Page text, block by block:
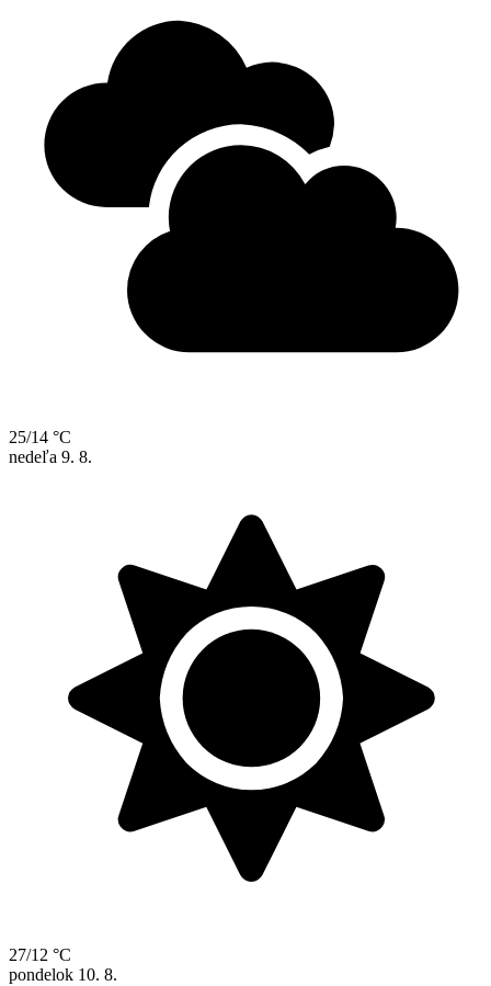
25/14 °C
nedeľa 9. 8.
27/12 °C
pondelok 10. 8.